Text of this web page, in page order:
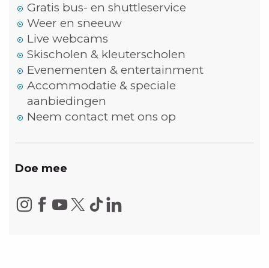
Gratis bus- en shuttleservice
Weer en sneeuw
Live webcams
Skischolen & kleuterscholen
Evenementen & entertainment
Accommodatie & speciale
aanbiedingen
Neem contact met ons op
Doe mee